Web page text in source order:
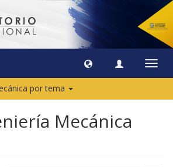
por tema
Mecánica